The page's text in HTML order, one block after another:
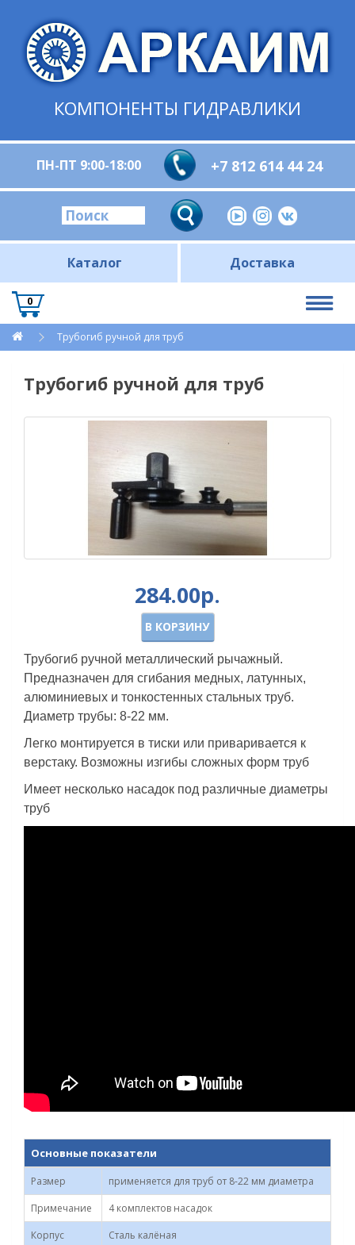
КОМПОНЕНТЫ ГИДРАВЛИКИ
ПН-ПТ 9:00-18:00 +7 812 614 44 24
Каталог Доставка
0
Трубогиб ручной для труб
Трубогиб ручной для труб
284.00р.
В КОРЗИНУ
Трубогиб ручной металлический рычажный.
Предназначен для сгибания медных, латунных,
алюминиевых и тонкостенных стальных труб.
Диаметр трубы: 8-22 мм.
Легко монтируется в тиски или приваривается к
верстаку. Возможны изгибы сложных форм труб
Имеет несколько насадок под различные диаметры
труб
Основные показатели
Размер
применяется для труб от 8-22 мм диаметра
Примечание
4 комплектов насадок
Корпус
Сталь калёная